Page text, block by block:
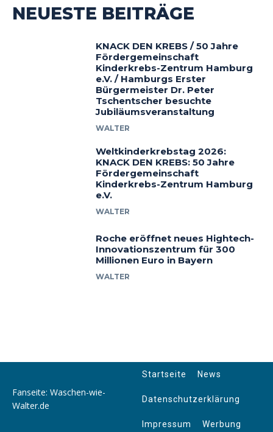
NEUESTE BEITRÄGE
KNACK DEN KREBS / 50 Jahre
Fördergemeinschaft
Kinderkrebs-Zentrum Hamburg
e.V. / Hamburgs Erster
Bürgermeister Dr. Peter
Tschentscher besuchte
Jubiläumsveranstaltung
WALTER
Weltkinderkrebstag 2026:
KNACK DEN KREBS: 50 Jahre
Fördergemeinschaft
Kinderkrebs-Zentrum Hamburg
e.V.
WALTER
Roche eröffnet neues Hightech-
Innovationszentrum für 300
Millionen Euro in Bayern
WALTER
Fanseite: Waschen-wie-
Walter.de
Startseite News
Datenschutzerklärung
Impressum Werbung